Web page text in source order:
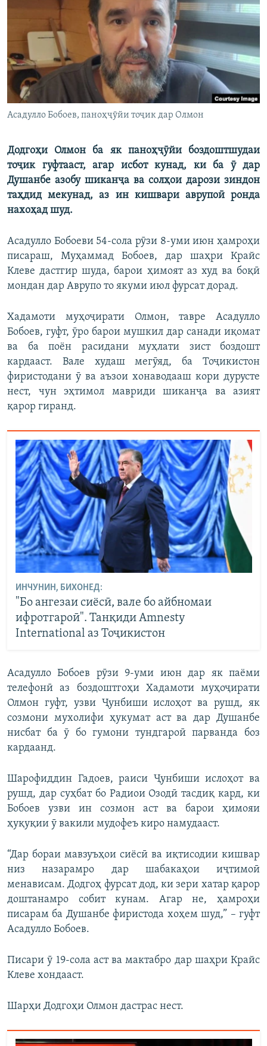
ГУЗОРИШҲОИ РАДИОӢ
ПАЙГИРӢ КУНЕД
Асадулло Бобоев, паноҳҷӯйи тоҷик дар Олмон
Додгоҳи Олмон ба як паноҳҷӯйи боздоштшудаи
тоҷик гуфтааст, агар исбот кунад, ки ба ӯ дар
Душанбе азобу шиканҷа ва солҳои дарози зиндон
таҳдид мекунад, аз ин кишвари аврупоӣ ронда
нахоҳад шуд.
Асадулло Бобоеви 54-сола рӯзи 8-уми июн ҳамроҳи
писараш, Муҳаммад Бобоев, дар шаҳри Крайс
Клеве дастгир шуда, барои ҳимоят аз худ ва боқӣ
мондан дар Аврупо то якуми июл фурсат дорад.
Хадамоти муҳоҷирати Олмон, тавре Асадулло
Бобоев, гуфт, ӯро барои мушкил дар санади иқомат
ва ба поён расидани муҳлати зист боздошт
кардааст. Вале худаш мегӯяд, ба Тоҷикистон
фиристодани ӯ ва аъзои хонаводааш кори дурусте
нест, чун эҳтимол мавриди шиканҷа ва азият
қарор гиранд.
ИНЧУНИН, БИХОНЕД:
"Бо ангезаи сиёсӣ, вале бо айбномаи
ифротгароӣ". Танқиди Amnesty
International аз Тоҷикистон
Асадулло Бобоев рӯзи 9-уми июн дар як паёми
телефонӣ аз боздоштгоҳи Хадамоти муҳоҷирати
Олмон гуфт, узви Ҷунбиши ислоҳот ва рушд, як
созмони мухолифи ҳукумат аст ва дар Душанбе
нисбат ба ӯ бо гумони тундгароӣ парванда боз
кардаанд.
Шарофиддин Гадоев, раиси Ҷунбиши ислоҳот ва
рушд, дар суҳбат бо Радиои Озодӣ тасдиқ кард, ки
Бобоев узви ин созмон аст ва барои ҳимояи
ҳуқуқии ӯ вакили мудофеъ киро намудааст.
“Дар бораи мавзуъҳои сиёсӣ ва иқтисодии кишвар
низ назарамро дар шабакаҳои иҷтимоӣ
менависам. Додгоҳ фурсат дод, ки зери хатар қарор
доштанамро собит кунам. Агар не, ҳамроҳи
писарам ба Душанбе фиристода хоҳем шуд,” – гуфт
Асадулло Бобоев.
Писари ӯ 19-сола аст ва мактабро дар шаҳри Крайс
Клеве хондааст.
Шарҳи Додгоҳи Олмон дастрас нест.